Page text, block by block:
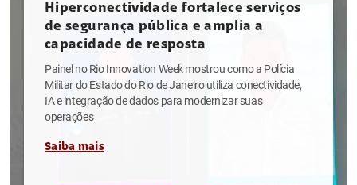
Hiperconectividade fortalece serviços
de segurança pública e amplia a
capacidade de resposta
Painel no Rio Innovation Week mostrou como a Polícia
Militar do Estado do Rio de Janeiro utiliza conectividade,
IA e integração de dados para modernizar suas
operações
Saiba mais